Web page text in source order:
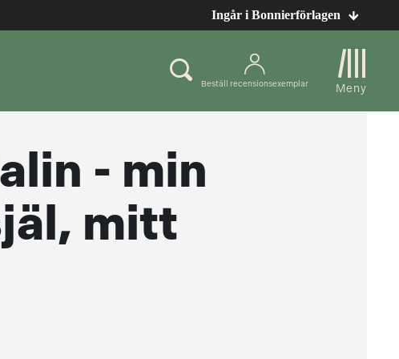
Ingår i Bonnierförlagen
Beställ recensionsexemplar Meny
- min
mitt